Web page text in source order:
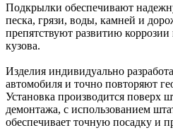
Подкрылки обеспечивают
песка, грязи, воды, камней и
препятствуют развитию
кузова.
Изделия индивидуально
автомобиля и точно повторяют
Установка производится поверх
демонтажа, с использованием
обеспечивает точную посадку и